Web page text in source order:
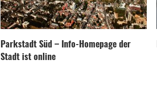
Parkstadt Süd – Info-Homepage der
Stadt ist online